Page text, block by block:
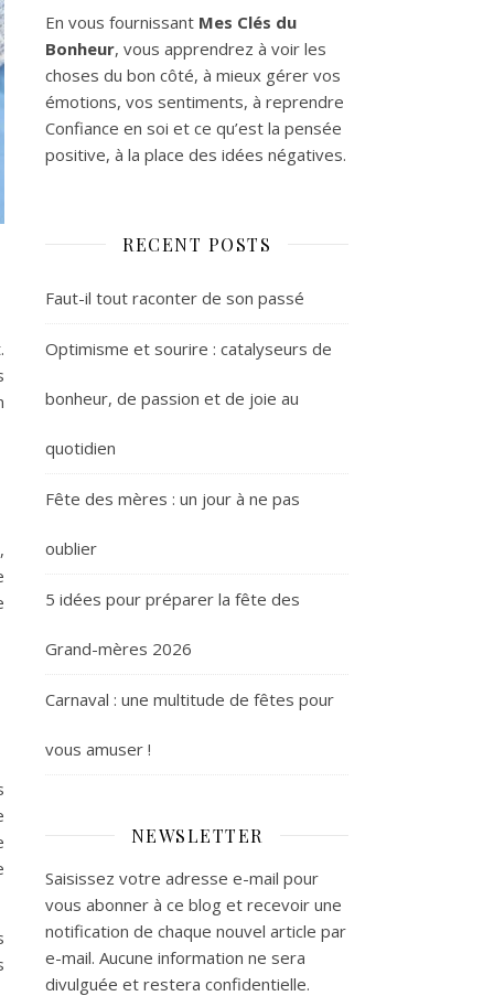
En vous fournissant Mes Clés du
Bonheur, vous apprendrez à voir les
choses du bon côté, à mieux gérer vos
émotions, vos sentiments, à reprendre
Confiance en soi et ce qu’est la pensée
positive, à la place des idées négatives.
RECENT POSTS
Faut-il tout raconter de son passé
Optimisme et sourire : catalyseurs de
bonheur, de passion et de joie au
quotidien
Fête des mères : un jour à ne pas
oublier
5 idées pour préparer la fête des
Grand-mères 2026
Carnaval : une multitude de fêtes pour
vous amuser !
NEWSLETTER
Saisissez votre adresse e-mail pour
vous abonner à ce blog et recevoir une
notification de chaque nouvel article par
e-mail. Aucune information ne sera
divulguée et restera confidentielle.